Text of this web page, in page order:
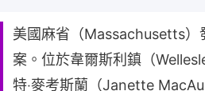
美國麻省（Massachusetts）
案。位於韋爾斯利鎮（
特‧麥考斯蘭（Janette